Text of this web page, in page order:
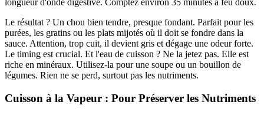
longueur d'onde digestive. Comptez environ 35 minutes à feu doux.
Le résultat ? Un chou bien tendre, presque fondant. Parfait pour les
purées, les gratins ou les plats mijotés où il doit se fondre dans la
sauce. Attention, trop cuit, il devient gris et dégage une odeur forte.
Le timing est crucial. Et l'eau de cuisson ? Ne la jetez pas. Elle est
riche en minéraux. Utilisez-la pour une soupe ou un bouillon de
légumes. Rien ne se perd, surtout pas les nutriments.
Cuisson à la Vapeur : Pour Préserver les Nutriments